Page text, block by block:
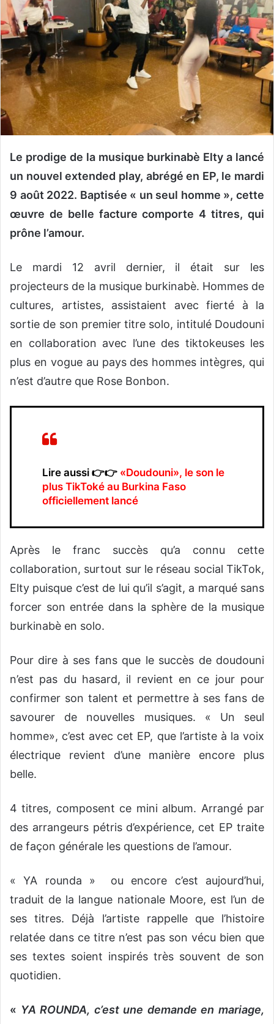
n
c
o
u
r
r
e
l
Le prodige de la musique burkinabè Elty a lancé
un nouvel extended play, abrégé en EP, le mardi
9 août 2022. Baptisée « un seul homme », cette
œuvre de belle facture comporte 4 titres, qui
prône l’amour.
Le mardi 12 avril dernier, il était sur les
projecteurs de la musique burkinabè. Hommes de
cultures, artistes, assistaient avec fierté à la
sortie de son premier titre solo, intitulé Doudouni
en collaboration avec l’une des tiktokeuses les
plus en vogue au pays des hommes intègres, qui
n’est d’autre que Rose Bonbon.
Lire aussi 👉👉 «Doudouni», le son le
plus TikToké au Burkina Faso
officiellement lancé
Après le franc succès qu’a connu cette
collaboration, surtout sur le réseau social TikTok,
Elty puisque c’est de lui qu’il s’agit, a marqué sans
forcer son entrée dans la sphère de la musique
burkinabè en solo.
Pour dire à ses fans que le succès de doudouni
n’est pas du hasard, il revient en ce jour pour
confirmer son talent et permettre à ses fans de
savourer de nouvelles musiques. « Un seul
homme», c’est avec cet EP, que l’artiste à la voix
électrique revient d’une manière encore plus
belle.
4 titres, composent ce mini album. Arrangé par
des arrangeurs pétris d’expérience, cet EP traite
de façon générale les questions de l’amour.
« YA rounda » ou encore c’est aujourd’hui,
traduit de la langue nationale Moore, est l’un de
ses titres. Déjà l’artiste rappelle que l’histoire
relatée dans ce titre n’est pas son vécu bien que
ses textes soient inspirés très souvent de son
quotidien.
« YA ROUNDA, c’est une demande en mariage,